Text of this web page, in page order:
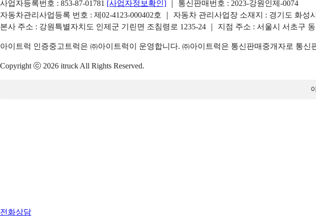
사업자등록번호 : 853-87-01781 [사업자정보확인]
｜ 통신판매번호 : 2023-강원인제-0074
자동차관리사업등록 번호 : 제02-4123-000402호 ｜ 자동차 관리사업장 소재지 : 경기도 화성
본사 주소 : 강원특별자치도 인제군 기린면 조침령로 1235-24 ｜ 지점 주소 : 서울시 서초구
아이트럭 인증중고트럭은 ㈜아이트럭이 운영합니다. ㈜아이트럭은 통신판매중개자로 통
Copyright ⓒ 2026 itruck All Rights Reserved.
전화상담